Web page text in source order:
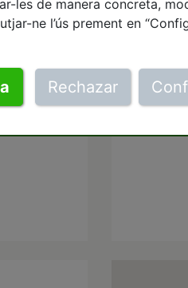
les de manera concreta,
ne l’ús prement en
Rechazar